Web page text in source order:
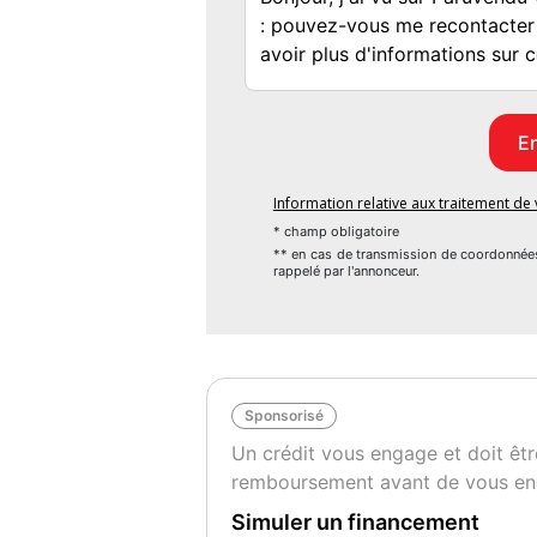
- Airbag conducteur et passager,
- Protection de seuil de chargement
- Verrouillage centralisé avec Keyless Go
- Système d'assistance de conduite:
- Airbag lat AV,
- Kit de réparation des pneumatiques,
- Essuie-vitres avec Commande temporisée,
- GPS intégré,
- plancher de coffre réglage 2 positions,
- Système de service : MyT-Connected
- Mode de transmission roues AV motrices,
- Système d'aide à la conduite : capteur de
Information relative aux traitement de
* champ obligatoire
** en cas de transmission de
rappelé par l'annonceur.
Sponsorisé
Un crédit vous engage et doit
remboursement avant de vous
Simuler un financement